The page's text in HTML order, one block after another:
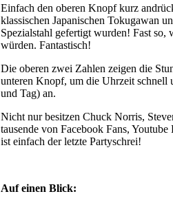
Einfach den oberen Knopf kurz
klassischen Japanischen Tokugawan
Spezialstahl gefertigt wurden! Fast
würden. Fantastisch!
Die oberen zwei Zahlen zeigen die
unteren Knopf, um die Uhrzeit schnell
und Tag) an.
Nicht nur besitzen Chuck Norris,
tausende von Facebook Fans,
ist einfach der letzte Partyschrei!
Auf einen Blick: